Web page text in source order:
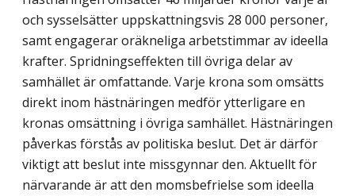
och sysselsätter uppskattningsvis 28 000 personer,
samt engagerar oräkneliga arbetstimmar av ideella
krafter. Spridningseffekten till övriga delar av
samhället är omfattande. Varje krona som omsätts
direkt inom hästnäringen medför ytterligare en
kronas omsättning i övriga samhället. Hästnäringen
påverkas förstås av politiska beslut. Det är därför
viktigt att beslut inte missgynnar den. Aktuellt för
närvarande är att den momsbefrielse som ideella